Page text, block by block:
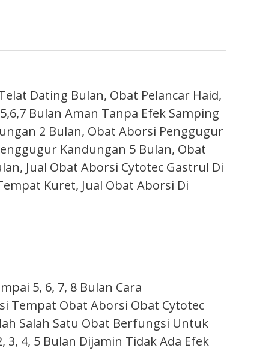
Dating Bulan, Obat Pelancar Haid,
Bulan Aman Tanpa Efek Samping
2 Bulan, Obat Aborsi Penggugur
Kandungan 5 Bulan, Obat
Jual Obat Aborsi Cytotec Gastrul Di
Kuret, Jual Obat Aborsi Di
5, 6, 7, 8 Bulan Cara
Tempat Obat Aborsi Obat Cytotec
Salah Satu Obat Berfungsi Untuk
4, 5 Bulan Dijamin Tidak Ada Efek